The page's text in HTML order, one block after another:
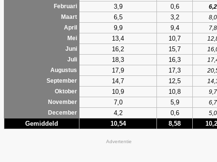
Februari 3,9 0,6
6,2
Maart
6,5 3,2
8,0
April
9,9 9,4
7,8
Mei
13,4 10,7
Juni
16,2 15,7
Juli
18,3 16,3
Augustus
17,9 17,3
September
14,7 12,5
Oktober
10,9 10,8
9,7
November
7,0 5,9
6,7
December
4,2 0,6 5,0
Gemiddeld 10,54 8,58
Advertentie